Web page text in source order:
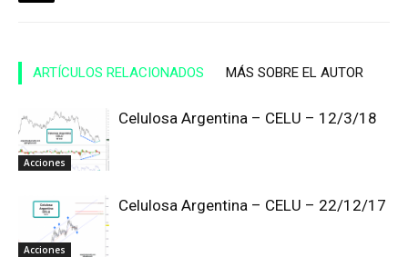
ARTÍCULOS RELACIONADOS MÁS SOBRE EL AUTOR
Acciones
Celulosa Argentina – CELU – 12/3/18
Acciones
Celulosa Argentina – CELU – 22/12/17